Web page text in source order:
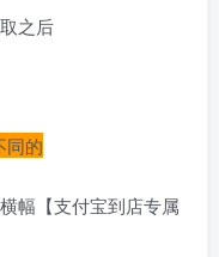
之后
同的
幅【支付宝到店专属